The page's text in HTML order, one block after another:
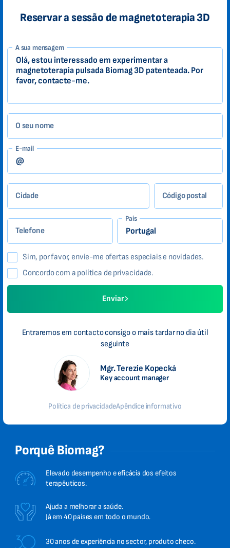
Reservar a sessão de magnetoterapia 3D
1-
PT
Zákazník
A sua mensagem
O seu nome
E-mail
Cidade Código postal
Telefone
País
Sim, por favor, envie-me ofertas especiais e novidades.
Concordo com a política de privacidade.
Enviar
Entraremos em contacto consigo o mais tardar no dia útil
seguinte
Mgr. Terezie Kopecká
Key account manager
Política de privacidadeApêndice informativo
Porquê Biomag?
Elevado desempenho e eficácia dos efeitos
terapêuticos.
Ajuda a melhorar a saúde.
Já em 40 países em todo o mundo.
30 anos de experiência no sector, produto checo.